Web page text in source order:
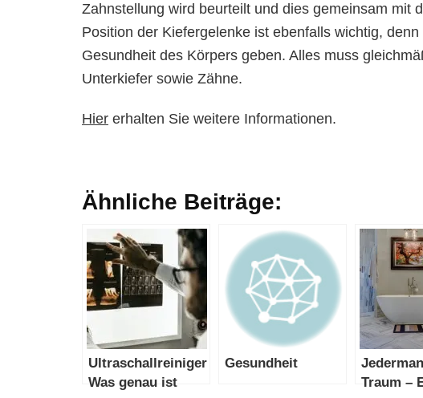
Zahnstellung wird beurteilt und dies gemeinsam mit
Position der Kiefergelenke ist ebenfalls wichtig,
Gesundheit des Körpers geben. Alles muss
Unterkiefer sowie Zähne.
Hier erhalten Sie weitere Informationen.
Ähnliche Beiträge:
Ultraschallreiniger Konzentrat –
Was genau ist
Gesundheit
Traum –